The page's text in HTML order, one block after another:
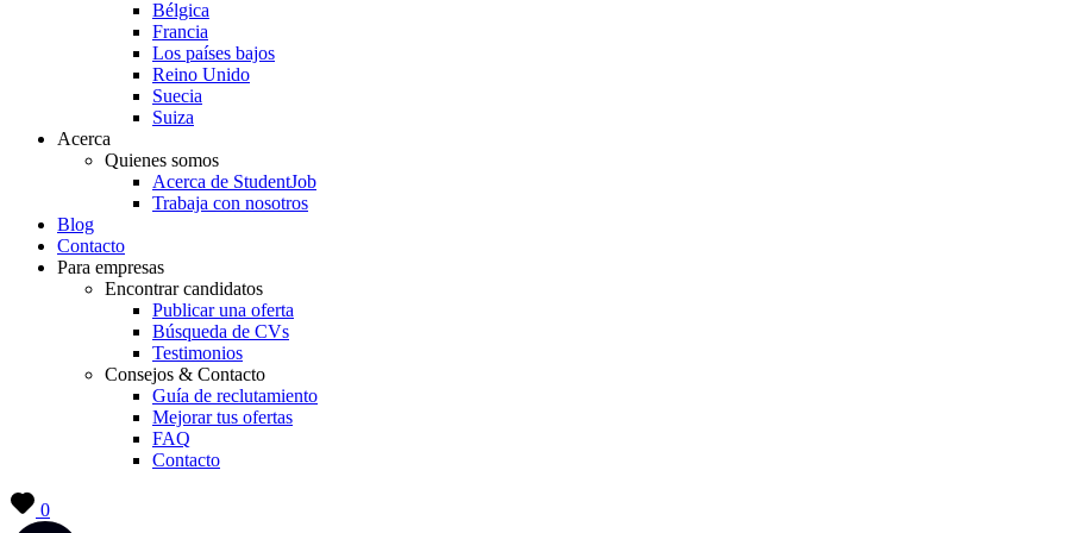
Bélgica
Francia
Los países bajos
Reino Unido
Suecia
Suiza
Acerca
Quienes somos
Acerca de StudentJob
Trabaja con nosotros
Blog
Contacto
Para empresas
Encontrar candidatos
Publicar una oferta
Búsqueda de CVs
Testimonios
Consejos & Contacto
Guía de reclutamiento
Mejorar tus ofertas
FAQ
Contacto
0